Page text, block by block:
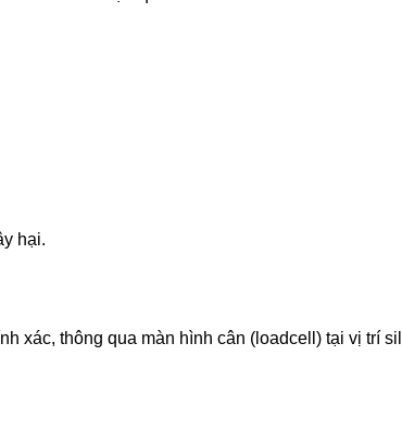
hại.
xác, thông qua màn hình cân (loadcell) tại vị trí